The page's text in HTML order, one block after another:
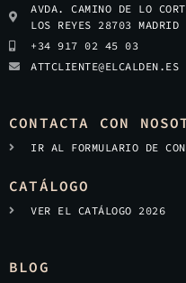
AVDA. CAMINO DE LO
LOS REYES 28703 MADRID
+34 917 02 45 03
ATTCLIENTE@ELCALDEN.ES
CONTACTA CON
IR AL FORMULARIO DE
CATÁLOGO
VER EL CATÁLOGO 2026
BLOG